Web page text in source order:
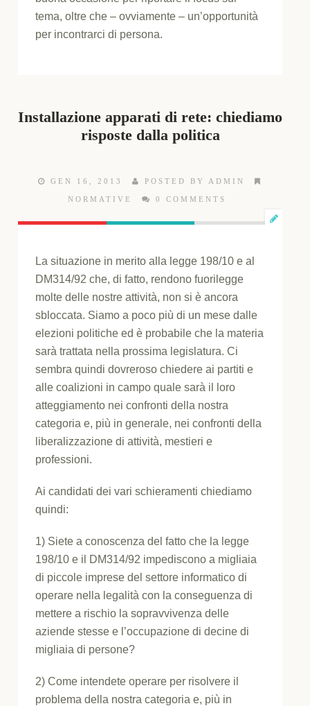
tema, oltre che – ovviamente – un’opportunità
per incontrarci di persona.
Installazione apparati di rete: chiediamo
risposte dalla politica
GEN 16, 2013 POSTED BY ADMIN
NORMATIVE 0 COMMENTS
La situazione in merito alla legge 198/10 e al
DM314/92 che, di fatto, rendono fuorilegge
molte delle nostre attività, non si è ancora
sbloccata. Siamo a poco più di un mese dalle
elezioni politiche ed è probabile che la materia
sarà trattata nella prossima legislatura. Ci
sembra quindi dovreroso chiedere ai partiti e
alle coalizioni in campo quale sarà il loro
atteggiamento nei confronti della nostra
categoria e, più in generale, nei confronti della
liberalizzazione di attività, mestieri e
professioni.
Ai candidati dei vari schieramenti chiediamo
quindi:
1) Siete a conoscenza del fatto che la legge
198/10 e il DM314/92 impediscono a migliaia
di piccole imprese del settore informatico di
operare nella legalità con la conseguenza di
mettere a rischio la sopravvivenza delle
aziende stesse e l’occupazione di decine di
migliaia di persone?
2) Come intendete operare per risolvere il
problema della nostra categoria e, più in